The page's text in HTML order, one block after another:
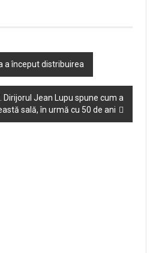
a început distribuirea
Jean Lupu spune cum a
sală, în urmă cu 50 de ani